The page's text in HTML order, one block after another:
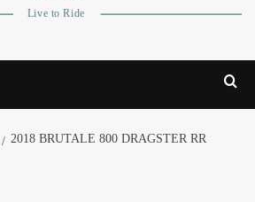
2018 BRUTALE 800 DRAGSTER RR